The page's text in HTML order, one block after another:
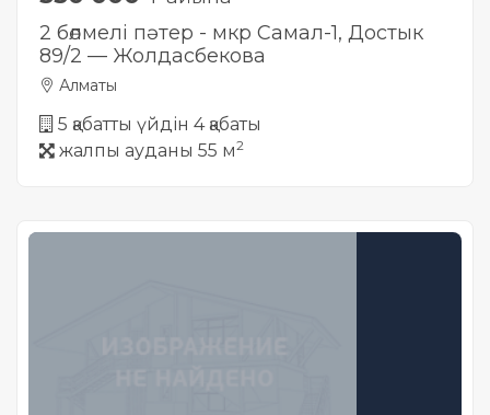
2 бөлмелі пәтер - мкр Самал-1, Достык
89/2 — Жолдасбекова
Алматы
5 қабатты үйдін 4 қабаты
жалпы ауданы 55 м2